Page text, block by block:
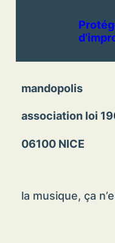
mandopolis
association loi
06100 NICE
la musique, ça